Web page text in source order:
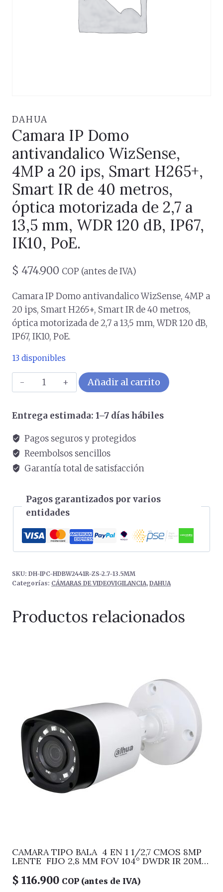
DAHUA
Camara IP Domo
antivandalico WizSense,
4MP a 20 ips, Smart H265+,
Smart IR de 40 metros,
óptica motorizada de 2,7 a
13,5 mm, WDR 120 dB, IP67,
IK10, PoE.
$ 474.900 COP (antes de IVA)
Camara IP Domo antivandalico WizSense, 4MP a
20 ips, Smart H265+, Smart IR de 40 metros,
óptica motorizada de 2,7 a 13,5 mm, WDR 120 dB,
IP67, IK10, PoE.
13 disponibles
Camara
IP
antivandalico
4MP
a
20
Smart
H265+,
Smart
IR
de
metros,
de
dB,
IP67,
IK10,
PoE.
cantidad
Añadir al carrito
Entrega estimada: 1–7 días hábiles
Pagos seguros y protegidos
Reembolsos sencillos
Garantía total de satisfacción
Pagos garantizados por varios
entidades
SKU: DH-IPC-HDBW2441R-ZS-2.7-13.5MM
Categorías: CÁMARAS DE VIDEOVIGILANCIA, DAHUA
Productos relacionados
CAMARA TIPO BALA 4 EN 1 1/2,7 CMOS 8MP
LENTE FIJO 2,8 MM FOV 104° DWDR IR 20M
$ 116.900 COP (antes de IVA)